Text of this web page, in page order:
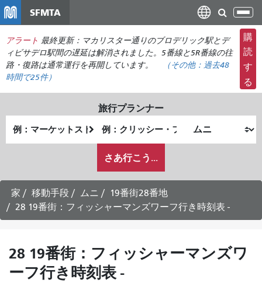
ン
コ
ン
ン
ツ
移
SFMTA
ナ
ビ
ゲ
ー
シ
ョ
の
切
り
え
アラート 最終更新：マカリスター通りのブロデリック駅とデ
ィビサデロ駅間の遅延は解消されました。5番線と5R番線の往
路・復路は通常運行を再開しています。
（その他： 過去48
時間で25件）
購
読
す
る
旅行プランナー
出
発
終
了
が
ど
の
よ
う
旅
し
さあ行こう...
家 移動手段 ムニ
19番街28番地
28 19番街：フィッシャーマンズワーフ行き時刻表 -
28 19番街：フィッシャーマンズワ
ーフ行き時刻表 -